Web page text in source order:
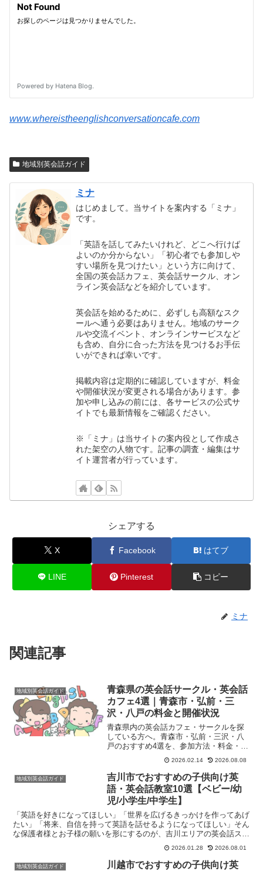
www.whereistheenglishconversationcafe.com
地域別英会話ガイド
ミナ
はじめまして。当サイトを案内する「ミナ」
です。
「英語を話してみたいけれど、どこへ行けば
よいのか分からない」「初心者でも参加しや
すい場所を見つけたい」という方に向けて、
全国の英会話カフェ、英会話サークル、オン
ライン英会話などを紹介しています。
英会話を始めるために、必ずしも高額なスク
ールへ通う必要はありません。地域のサーク
ルや交流イベント、オンラインサービスなど
も含め、自分に合った方法を見つけるお手伝
いができれば幸いです。
掲載内容は定期的に確認していますが、料金
や開催状況が変更される場合があります。参
加や申し込みの前には、各サービスの公式サ
イトでも最新情報をご確認ください。
※「ミナ」は当サイトの案内役として作成さ
れた架空の人物です。記事の調査・編集はサ
イト運営者が行っています。
シェアする
X Facebook はてブ
LINE Pinterest コピー
ミナ
関連記事
地域別英会話ガイド
青森県の英会話サークル・英会話
カフェ4選｜青森市・弘前・三
沢・八戸の料金と開催状況
青森県内の英会話カフェ・サークルを探
している方へ。青森市・弘前・三沢・八
戸のおすすめ4選を、参加方法・料金・初
心者向けかどうかを含めて徹底解説。近
くにない場合の解決策も紹介します。
2026.02.14 2026.08.08
地域別英会話ガイド
吉川市でおすすめの子供向け英
語・英会話教室10選【ベビー/幼
児/小学生/中学生】
「英語を好きになってほしい」「世界を広げるきっかけを作ってあげ
たい」「将来、自信を持って英語を話せるようになってほしい」そん
な保護者様とお子様の願いを形にするのが、吉川エリアの英会話スク
ールです。子育て世代に優しく、穏やかな街並みが広がる吉...
2026.01.28 2026.08.01
地域別英会話ガイド
川越市でおすすめの子供向け英